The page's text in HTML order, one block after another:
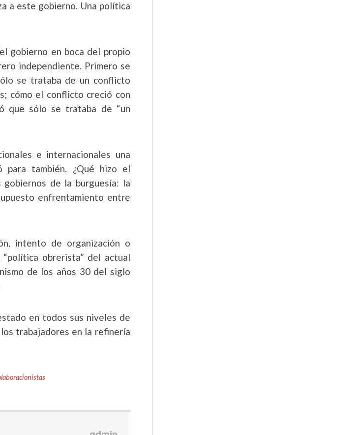
a este gobierno. Una política
gobierno en boca del propio
independiente. Primero se
se trataba de un conflicto
cómo el conflicto creció con
que sólo se trataba de “un
e internacionales una
también. ¿Qué hizo el
de la burguesía: la
enfrentamiento entre
intento de organización o
obrerista” del actual
de los años 30 del siglo
en todos sus niveles de
trabajadores en la refinería